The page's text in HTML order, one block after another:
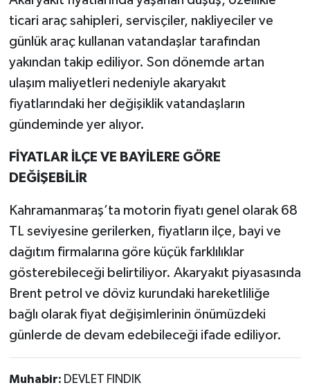
ticari araç sahipleri, servisçiler, nakliyeciler ve
günlük araç kullanan vatandaşlar tarafından
yakından takip ediliyor. Son dönemde artan
ulaşım maliyetleri nedeniyle akaryakıt
fiyatlarındaki her değişiklik vatandaşların
gündeminde yer alıyor.
FİYATLAR İLÇE VE BAYİLERE GÖRE
DEĞİŞEBİLİR
Kahramanmaraş’ta motorin fiyatı genel olarak 68
TL seviyesine gerilerken, fiyatların ilçe, bayi ve
dağıtım firmalarına göre küçük farklılıklar
gösterebileceği belirtiliyor. Akaryakıt piyasasında
Brent petrol ve döviz kurundaki hareketliliğe
bağlı olarak fiyat değişimlerinin önümüzdeki
günlerde de devam edebileceği ifade ediliyor.
Muhabir: DEVLET FINDIK